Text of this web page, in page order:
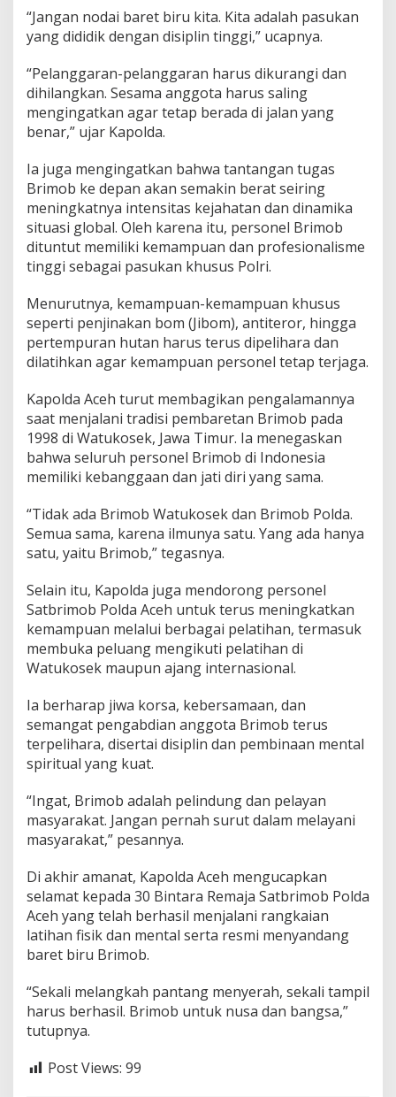
a
a
b
r
o
b
P
o
d
a
c
e
h
“Jangan nodai baret biru kita. Kita adalah pasukan
yang dididik dengan disiplin tinggi,” ucapnya.
“Pelanggaran-pelanggaran harus dikurangi dan
dihilangkan. Sesama anggota harus saling
mengingatkan agar tetap berada di jalan yang
benar,” ujar Kapolda.
Ia juga mengingatkan bahwa tantangan tugas
Brimob ke depan akan semakin berat seiring
meningkatnya intensitas kejahatan dan dinamika
situasi global. Oleh karena itu, personel Brimob
dituntut memiliki kemampuan dan profesionalisme
tinggi sebagai pasukan khusus Polri.
Menurutnya, kemampuan-kemampuan khusus
seperti penjinakan bom (Jibom), antiteror, hingga
pertempuran hutan harus terus dipelihara dan
dilatihkan agar kemampuan personel tetap terjaga.
Kapolda Aceh turut membagikan pengalamannya
saat menjalani tradisi pembaretan Brimob pada
1998 di Watukosek, Jawa Timur. Ia menegaskan
bahwa seluruh personel Brimob di Indonesia
memiliki kebanggaan dan jati diri yang sama.
“Tidak ada Brimob Watukosek dan Brimob Polda.
Semua sama, karena ilmunya satu. Yang ada hanya
satu, yaitu Brimob,” tegasnya.
Selain itu, Kapolda juga mendorong personel
Satbrimob Polda Aceh untuk terus meningkatkan
kemampuan melalui berbagai pelatihan, termasuk
membuka peluang mengikuti pelatihan di
Watukosek maupun ajang internasional.
Ia berharap jiwa korsa, kebersamaan, dan
semangat pengabdian anggota Brimob terus
terpelihara, disertai disiplin dan pembinaan mental
spiritual yang kuat.
“Ingat, Brimob adalah pelindung dan pelayan
masyarakat. Jangan pernah surut dalam melayani
masyarakat,” pesannya.
Di akhir amanat, Kapolda Aceh mengucapkan
selamat kepada 30 Bintara Remaja Satbrimob Polda
Aceh yang telah berhasil menjalani rangkaian
latihan fisik dan mental serta resmi menyandang
baret biru Brimob.
“Sekali melangkah pantang menyerah, sekali tampil
harus berhasil. Brimob untuk nusa dan bangsa,”
tutupnya.
Post Views: 99